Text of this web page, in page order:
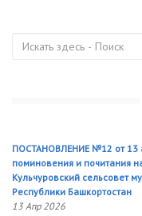
ПОСТАНОВЛЕНИЕ №12 от 13
поминовения и почитания
Кульчуровский сельсовет
Республики Башкортостан
13 Апр 2026